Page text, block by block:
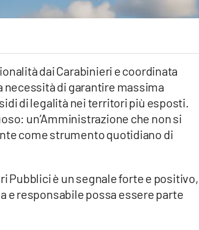
dai Carabinieri e coordinata
necessità di garantire massima
di legalità nei territori più esposti.
un’Amministrazione che non si
come strumento quotidiano di
Pubblici è un segnale forte e positivo,
e responsabile possa essere parte